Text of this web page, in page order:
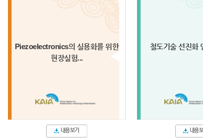
Piezoelectronics의 실용화를 위한
현장실험...
내용보기
철도기술 선진화
내용